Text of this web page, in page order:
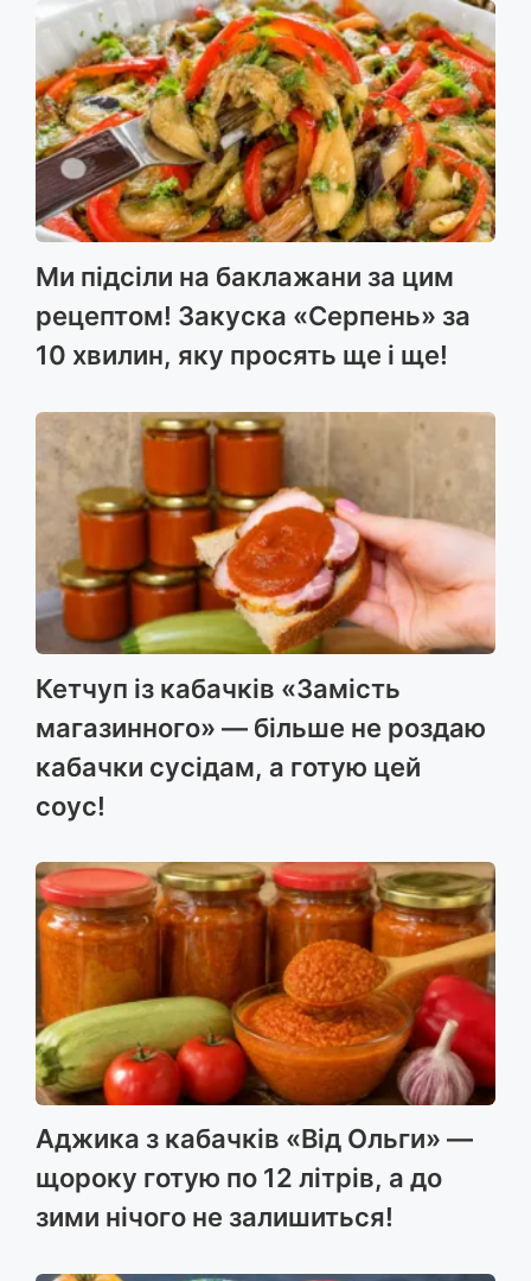
Ми підсіли на баклажани за цим
рецептом! Закуска «Серпень» за
10 хвилин, яку просять ще і ще!
Кетчуп із кабачків «Замість
магазинного» — більше не роздаю
кабачки сусідам, а готую цей
соус!
Аджика з кабачків «Від Ольги» —
щороку готую по 12 літрів, а до
зими нічого не залишиться!